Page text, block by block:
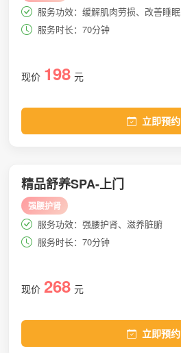
服务功效：缓解肌肉劳损、改善睡眠
服务时长：70分钟
现价 198 元
立即预约
精品舒养SPA-上门
强腰护肾
服务功效：强腰护肾、滋养脏腑
服务时长：70分钟
现价 268 元
立即预约